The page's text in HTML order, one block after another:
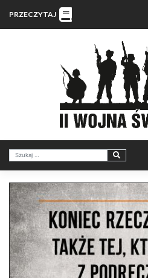
PRZECZYTAJ